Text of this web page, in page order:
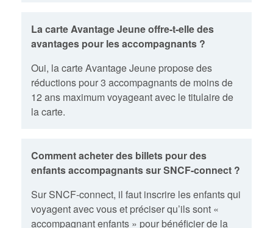
La carte Avantage Jeune offre-t-elle des
avantages pour les accompagnants ?
Oui, la carte Avantage Jeune propose des
réductions pour 3 accompagnants de moins de
12 ans maximum voyageant avec le titulaire de
la carte.
Comment acheter des billets pour des
enfants accompagnants sur SNCF-connect ?
Sur SNCF-connect, il faut inscrire les enfants qui
voyagent avec vous et préciser qu’ils sont «
accompagnant enfants » pour bénéficier de la